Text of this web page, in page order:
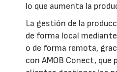
lo que aumenta la
La gestión de la
de forma local
o de forma remota,
con AMOB Conect, que